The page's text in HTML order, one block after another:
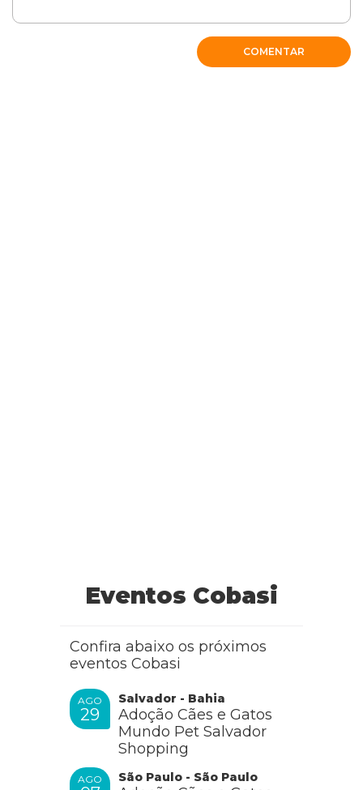
COMENTAR
Eventos Cobasi
Confira abaixo os próximos
eventos Cobasi
AGO
29
Salvador - Bahia
Adoção Cães e Gatos
Mundo Pet Salvador
Shopping
AGO São Paulo - São Paulo